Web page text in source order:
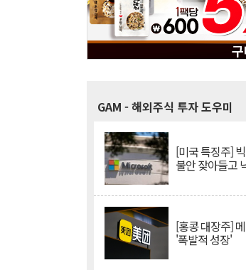
GAM - 해외주식 투자 도우미
[미국 특징주]
불안 잦아들고
[홍콩 대장주]
'폭발적 성장'